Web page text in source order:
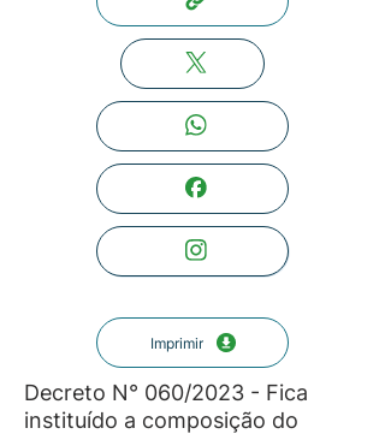
Imprimir
Decreto N° 060/2023 - Fica
instituído a composição do